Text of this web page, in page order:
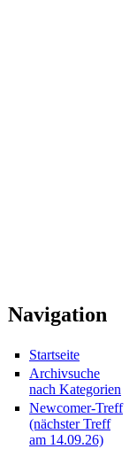
Navigation
Startseite
Archivsuche
nach Kategorien
Newcomer-Treff
(nächster Treff
am 14.09.26)